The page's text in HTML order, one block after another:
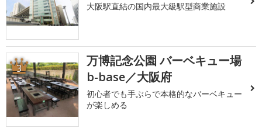
大阪駅直結の国内最大級駅型商業施設
3
万博記念公園 バーベキュー場
b-base／大阪府
初心者でも手ぶらで本格的なバーベキュー
が楽しめる